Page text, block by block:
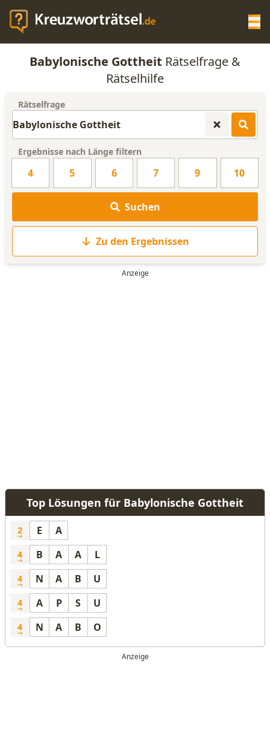
KREUZWORTRÄTSEL-HILFE
ANAGRAMM-GENERATOR
WORTLISTE
Babylonische Gottheit Rätselfrage &
Rätselhilfe
Rätselfrage
Ergebnisse nach Länge filtern
4 5 6 7 9 10
Suchen
Zu den Ergebnissen
Top Lösungen für Babylonische Gottheit
2 E A
4 B A A L
4 N A B U
4 A P S U
4 N A B O